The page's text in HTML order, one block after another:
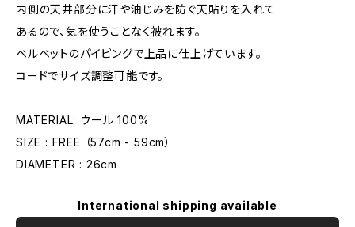
内側の天井部分に汗や油じみを防ぐ天貼りを入れて
あるので、気を使うことなく被れます。
ベルベットのパイピングで上品に仕上げています。
コードでサイズ調整可能です。
MATERIAL: ウール 100%
SIZE : FREE （57cm - 59cm）
DIAMETER : 26cm
International shipping available